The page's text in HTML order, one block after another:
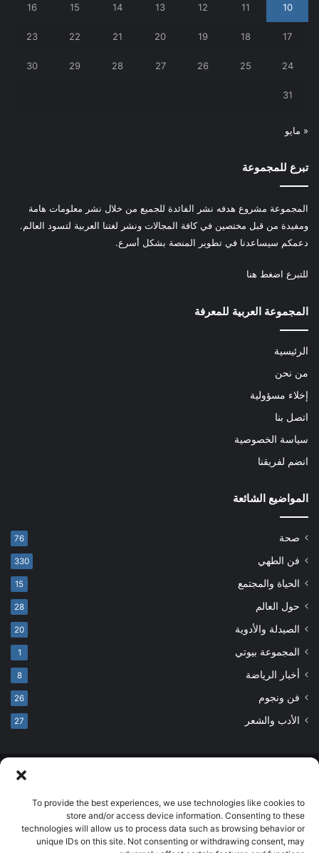
To provide the best experiences, we use technologies like cookies to
store and/or access device information. Consenting to these
technologies will allow us to process data such as browsing behavior or
unique IDs on this site. Not consenting or withdrawing consent, may
10
11
12
13
14
15
16
17
18
19
20
21
22
23
24
25
26
27
28
29
30
31
« مايو
تبرع للمجموعة
المجموعة مشروع هدفه نشر الفائدة للجميع من خلال نشر معلومات هامة
ومفيدة من قبل مختصين في كافة المجالات ونشر لغتنا العربية لتسود العالم.
دعمكم سيساعدنا في تطوير المنصة بشكل أسرع.
للتبرع اضغط هنا
المجموعة العربية للمعرفة
الرئيسية
من نحن
إخلاء مسؤولية
اتصل بنا
سياسة الخصوصية
انضم لفريقنا
المواضيع الشائعة
صحة 76
فن الطهي 330
الحياة والمجتمع 15
حول العالم 28
الصيدلة والأدوية 20
المجموعة بيوتي 1
أخبار الرياضة 8
فن ونجوم 26
الأدب والشعر 27
developed by salehsounbol.com
الرئيسية
من نحن إخلاء مسؤولية اتصل بنا
سياسة الخصوصية
انضم لفريقنا